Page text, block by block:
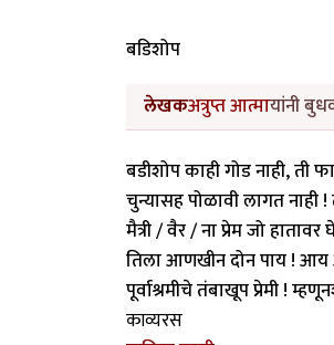
बडिशोप
लेखकअत्रुप्त आत्मायांनी
बडीशोप काही गोड नाही, ती
चुन्यासह पोळावी लागत
मैत्री / वैर / ना प्रेम जो
तिला आणखीन दोन पाय !
पूर्वाश्रमीचे तंबाखूप प्रेमी !
काव्यरस